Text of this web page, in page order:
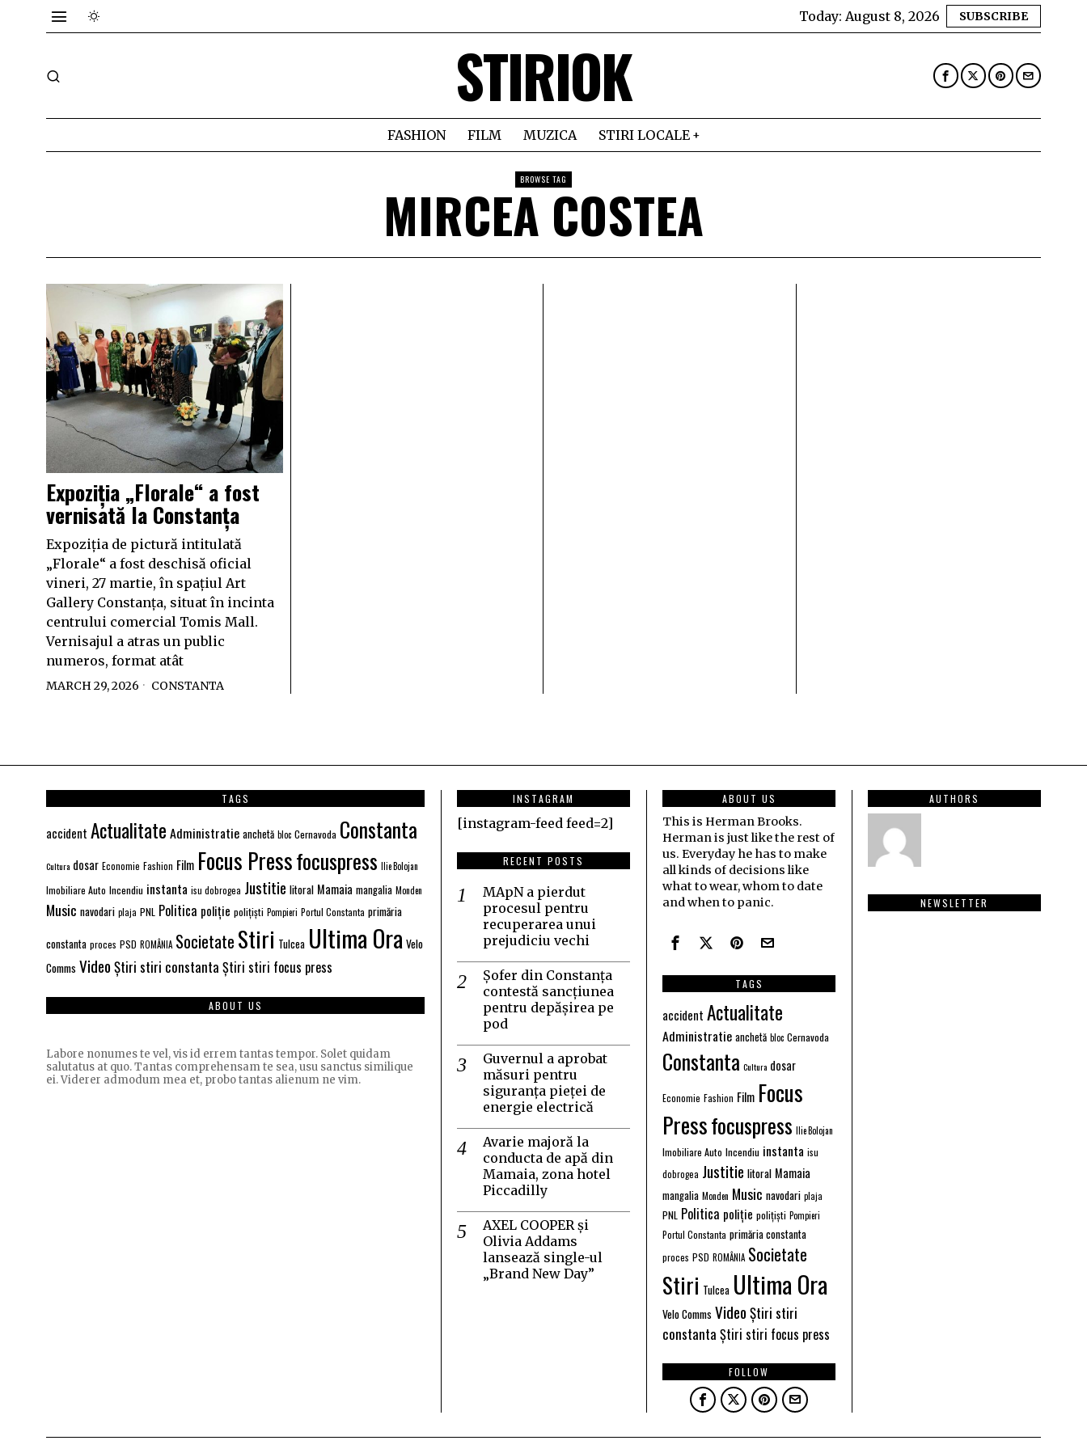
Today: August 8, 2026 SUBSCRIBE
STIRIOK
FASHION FILM MUZICA STIRI LOCALE
BROWSE TAG
MIRCEA COSTEA
Expoziția „Florale“ a fost
vernisată la Constanța
Expoziția de pictură intitulată
„Florale“ a fost deschisă oficial
vineri, 27 martie, în spațiul Art
Gallery Constanța, situat în incinta
centrului comercial Tomis Mall.
Vernisajul a atras un public
numeros, format atât
MARCH 29, 2026 CONSTANTA
TAGS
accident Actualitate Administratie anchetă bloc Cernavoda Constanta
Cultura dosar Economie Fashion Film Focus Pressfocuspress Ilie Bolojan
Imobiliare Auto Incendiu instanta isu dobrogea Justitie litoral Mamaia mangalia Monden
Music navodari plaja PNL Politica poliție polițiști Pompieri Portul Constanta primăria
constanta proces PSD ROMÂNIA Societate Stiri Tulcea Ultima Ora Velo
Comms Video Știri stiri constanta Știri stiri focus press
ABOUT US
Labore nonumes te vel, vis id errem tantas tempor. Solet quidam
salutatus at quo. Tantas comprehensam te sea, usu sanctus similique
ei. Viderer admodum mea et, probo tantas alienum ne vim.
INSTAGRAM
[instagram-feed feed=2]
RECENT POSTS
MApN a pierdut
procesul pentru
recuperarea unui
prejudiciu vechi
Șofer din Constanța
contestă sancțiunea
pentru depășirea pe
pod
Guvernul a aprobat
măsuri pentru
siguranța pieței de
energie electrică
Avarie majoră la
conducta de apă din
Mamaia, zona hotel
Piccadilly
AXEL COOPER și
Olivia Addams
lansează single-ul
„Brand New Day”
ABOUT US
This is Herman Brooks.
Herman is just like the rest of
us. Everyday he has to make
all kinds of decisions like
what to wear, whom to date
and when to panic.
TAGS
accident Actualitate
Administratie anchetă bloc Cernavoda
Constanta Cultura dosar
Economie Fashion Film Focus
Pressfocuspress Ilie Bolojan
Imobiliare Auto Incendiu instanta isu
dobrogea Justitie litoral Mamaia
mangalia Monden Music navodari plaja
PNL Politica poliție polițiști Pompieri
Portul Constanta primăria constanta
proces PSD ROMÂNIA Societate
Stiri Tulcea Ultima Ora
Velo Comms Video Știri stiri
constanta Știri stiri focus press
FOLLOW
AUTHORS
NEWSLETTER